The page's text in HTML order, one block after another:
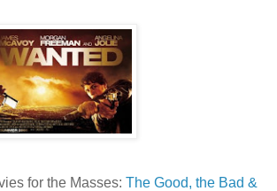
for the Masses: The Good, the Bad &